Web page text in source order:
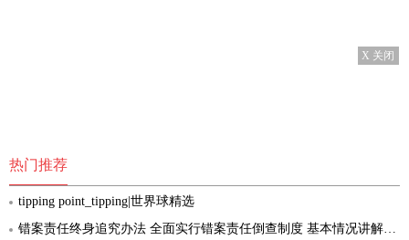
X 关闭
热门推荐
tipping point_tipping|世界球精选
错案责任终身追究办法 全面实行错案责任倒查制度 基本情况讲解_每日热讯